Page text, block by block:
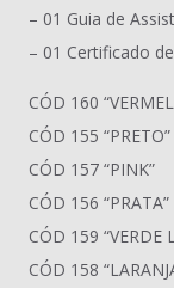
– 01 Guia de
– 01 Certificado
CÓD 160
CÓD 155 “PRETO”
CÓD 157 “PINK”
CÓD 156 “PRATA”
CÓD 159 “VERDE
CÓD 158